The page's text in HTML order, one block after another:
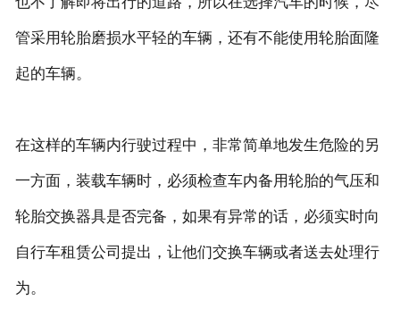
管采用轮胎磨损水平轻的车辆，还有不能使用轮胎面隆
起的车辆。
在这样的车辆内行驶过程中，非常简单地发生危险的另
一方面，装载车辆时，必须检查车内备用轮胎的气压和
轮胎交换器具是否完备，如果有异常的话，必须实时向
自行车租赁公司提出，让他们交换车辆或者送去处理行
为。